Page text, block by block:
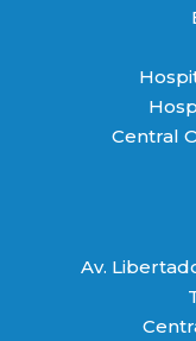
Central
Av.